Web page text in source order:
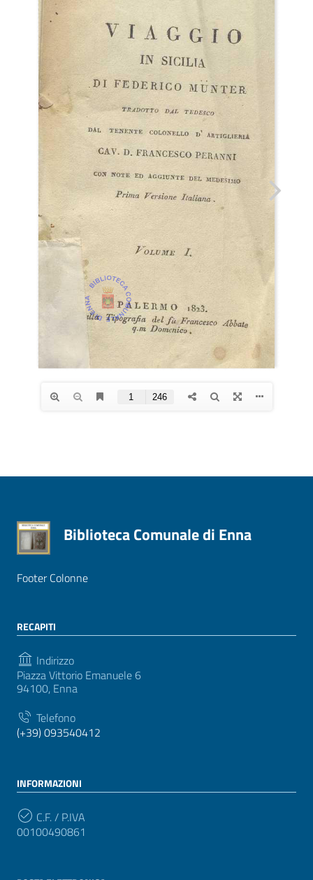
Biblioteca Comunale di Enna
Footer Colonne
RECAPITI
Indirizzo
Piazza Vittorio Emanuele 6
94100, Enna
Telefono
(+39) 093540412
INFORMAZIONI
C.F. / P.IVA
00100490861